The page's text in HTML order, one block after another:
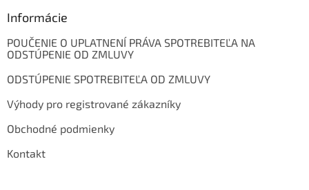
Informácie
POUČENIE O UPLATNENÍ PRÁVA SPOTREBITEĽA NA
ODSTÚPENIE OD ZMLUVY
ODSTÚPENIE SPOTREBITEĽA OD ZMLUVY
Výhody pro registrované zákazníky
Obchodné podmienky
Kontakt